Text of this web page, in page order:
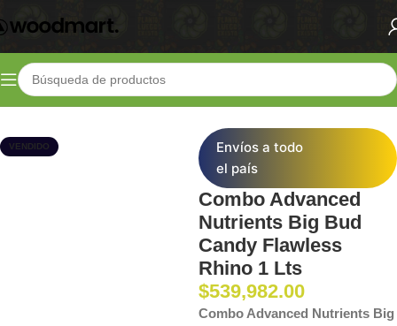
Inicio Shop Kits Kits Fertilizantes
VENDIDO
Envíos a todo
el país
Combo Advanced
Nutrients Big Bud
Candy Flawless
Rhino 1 Lts
$539,982.00
Combo Advanced Nutrients Big